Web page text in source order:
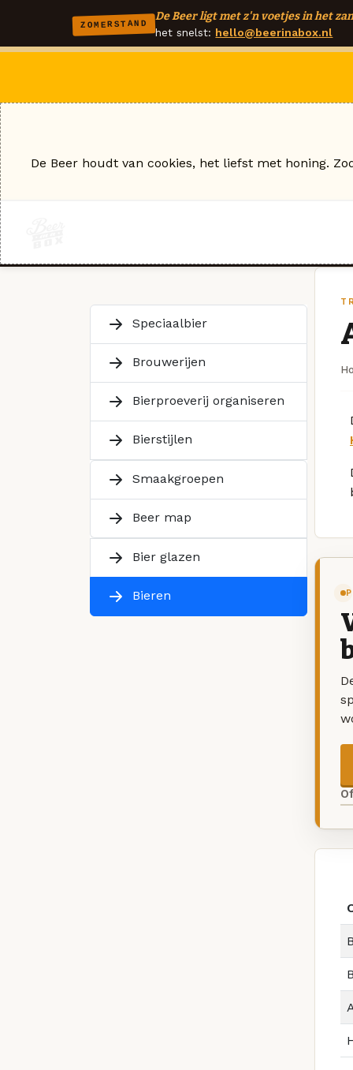
ZOMERSTAND
De Beer ligt met z'n voetjes in het
het snelst: hello@beerinabox.nl
Speciaalbier
Brouwerijen
Bierproeverij organiseren
Bierstijlen
Smaakgroepen
Beer map
Bier glazen
Bieren
De Beer houdt van cookies, het liefst met honing.